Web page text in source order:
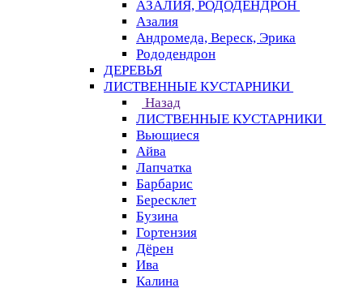
АЗАЛИЯ, РОДОДЕНДРОН
Азалия
Андромеда, Вереск, Эрика
Рододендрон
ДЕРЕВЬЯ
ЛИСТВЕННЫЕ КУСТАРНИКИ
Назад
ЛИСТВЕННЫЕ КУСТАРНИКИ
Вьющиеся
Айва
Лапчатка
Барбарис
Бересклет
Бузина
Гортензия
Дёрен
Ива
Калина